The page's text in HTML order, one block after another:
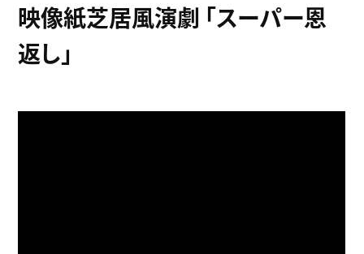
o
o
k
e
映像紙芝居⾵演劇 「スーパー恩
返し」